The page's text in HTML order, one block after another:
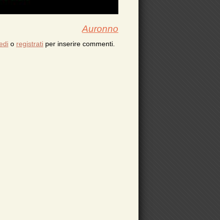
Auronno
o registrati per inserire commenti.